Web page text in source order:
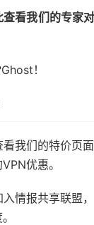
查看我们的专家
！
我们的特价页
优惠。
情报共享联盟